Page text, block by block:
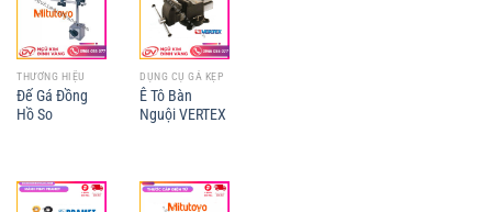
THƯƠNG HIỆU
Đế Gá Đồng
Hồ So
DỤNG CỤ GÁ KẸP
Ê Tô Bàn
Nguội VERTEX